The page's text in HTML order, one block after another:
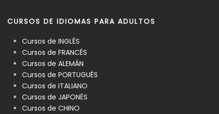
CURSOS DE IDIOMAS PARA ADULTOS
Cursos de INGLÉS
Cursos de FRANCÉS
Cursos de ALEMÁN
Cursos de PORTUGUÉS
Cursos de ITALIANO
Cursos de JAPONÉS
Cursos de CHINO